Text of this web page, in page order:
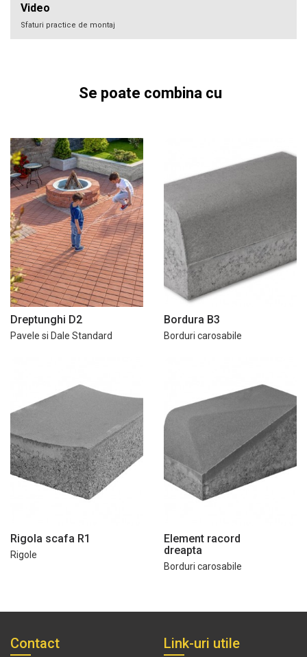
Video
Sfaturi practice de montaj
Se poate combina cu
Dreptunghi D2
Pavele si Dale Standard
Bordura B3
Borduri carosabile
Rigola scafa R1
Rigole
Element racord
dreapta
Borduri carosabile
Contact Link-uri utile